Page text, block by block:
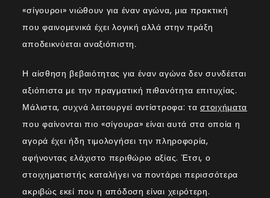
«σίγουροι» νιώθουν για έναν αγώνα, μια πρακτική
που φαινομενικά έχει λογική αλλά στην πράξη
αποδεικνύεται αναξιόπιστη.
Η αίσθηση βεβαιότητας για έναν αγώνα δεν συνδέεται
αξιόπιστα με την πραγματική πιθανότητα επιτυχίας.
Μάλιστα, συχνά λειτουργεί αντίστροφα: ταστοιχήματα
που φαίνονται πιο «σίγουρα» είναι αυτά στα οποία η
αγορά έχει ήδη τιμολογήσει την πληροφορία,
αφήνοντας ελάχιστο περιθώριο αξίας. Έτσι, ο
στοιχηματιστής καταλήγει να ποντάρει περισσότερα
ακριβώς εκεί που η απόδοση είναι χειρότερη.